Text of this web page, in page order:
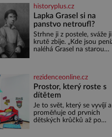
vejce 80 g cukru 200 g
cukrářských piškotů 250 ml
silné kávy 2 lžíce amaretta
kakao na posypání Postup:
Oddělte žloutky od bílků.
Žloutky vyšlehejte s
do světlé pěny a postupně
historyplus.cz
Lapka Grasel si na
panstvo netroufl?
Strhne ji z postele, sváže
krutě zbije. „Kde jsou
naléhá Grasel na starou
spokojí se lupič s několika
měďáky a štůčky látky.
Zraněná žena pár dní nato
umírá. Je to muž nebývale
krutý. Jeho činy budí hrůzu
ještě dlouho po jeho smrti
rezidenceonline.cz
Prostor, který roste s
dítětem
Je to svět, který se vyvíjí a
proměňuje od prvních
dětských krůčků až po